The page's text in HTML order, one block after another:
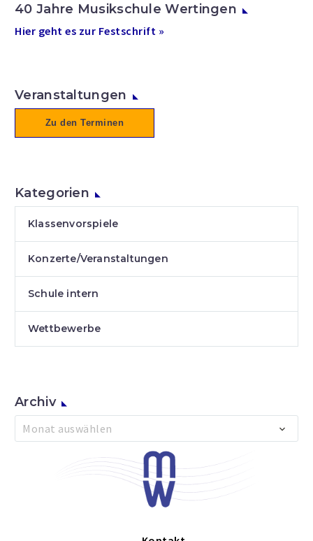
40 Jahre Musikschule Wertingen
Hier geht es zur Festschrift »
Veranstaltungen
Zu den Terminen
Kategorien
Klassenvorspiele
Konzerte/Veranstaltungen
Schule intern
Wettbewerbe
Archiv
Archiv
Monat auswählen